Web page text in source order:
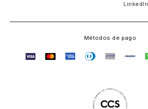
LinkedIn
Métodos de pago